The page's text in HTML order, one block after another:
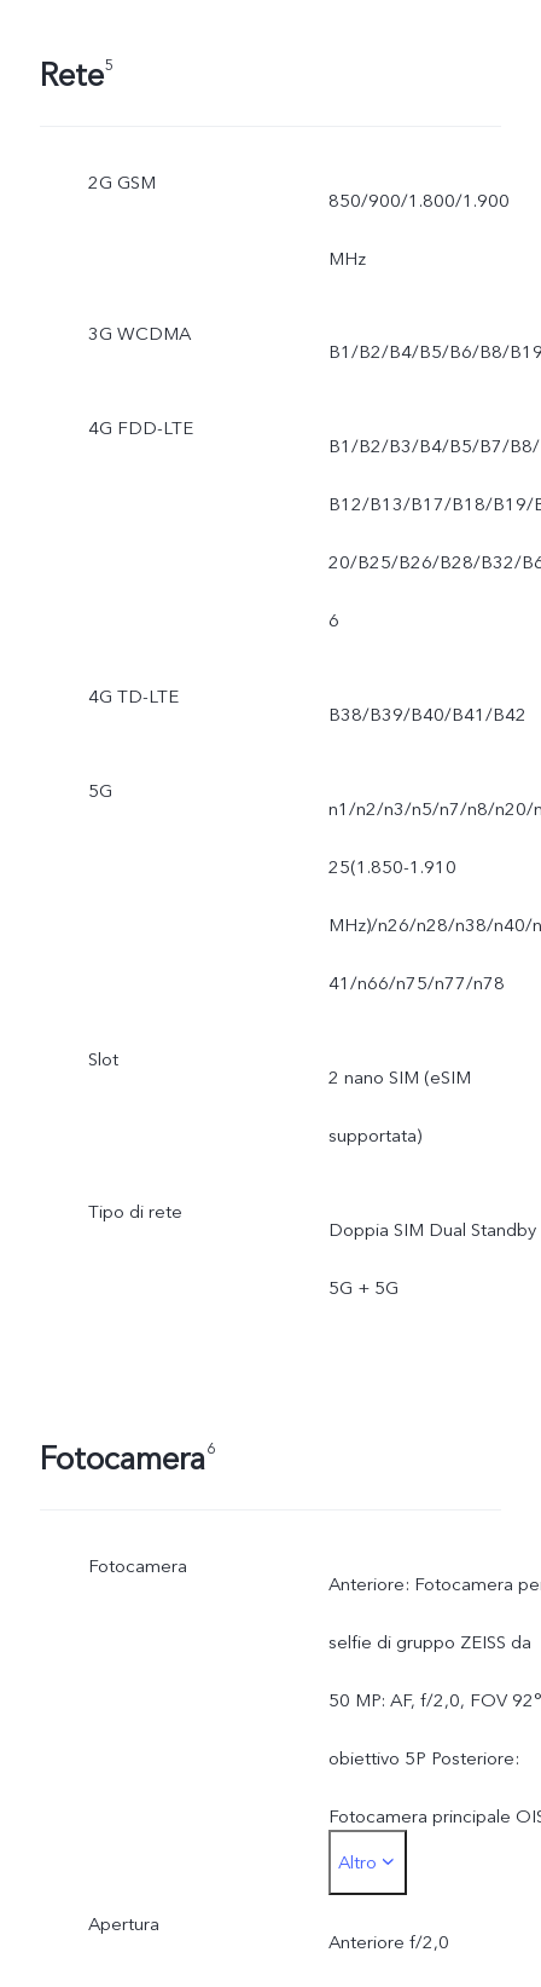
Rete5
2G GSM
850/900/1.800/1.900
MHz
3G WCDMA
B1/B2/B4/B5/B6/B8/
4G FDD-LTE
B1/B2/B3/B4/B5/B7/B8/
B12/B13/B17/B18/B19/
20/B25/B26/B28/B32/
6
4G TD-LTE
B38/B39/B40/B41/B42
5G
n1/n2/n3/n5/n7/n8/n20/
25(1.850-1.910
MHz)/n26/n28/n38/n40/n
41/n66/n75/n77/n78
Slot
2 nano SIM (eSIM
supportata)
Tipo di rete
Doppia SIM Dual Standby
5G + 5G
Fotocamera6
Fotocamera
Anteriore: Fotocamera
selfie di gruppo ZEISS da
50 MP: AF, f/2,0, FOV
obiettivo 5P Posteriore:
Fotocamera principale
ZEISS da 50 MP: AF e
f/1,88, FOV 84°, obiettivo
Altro
Apertura
Anteriore f/2,0